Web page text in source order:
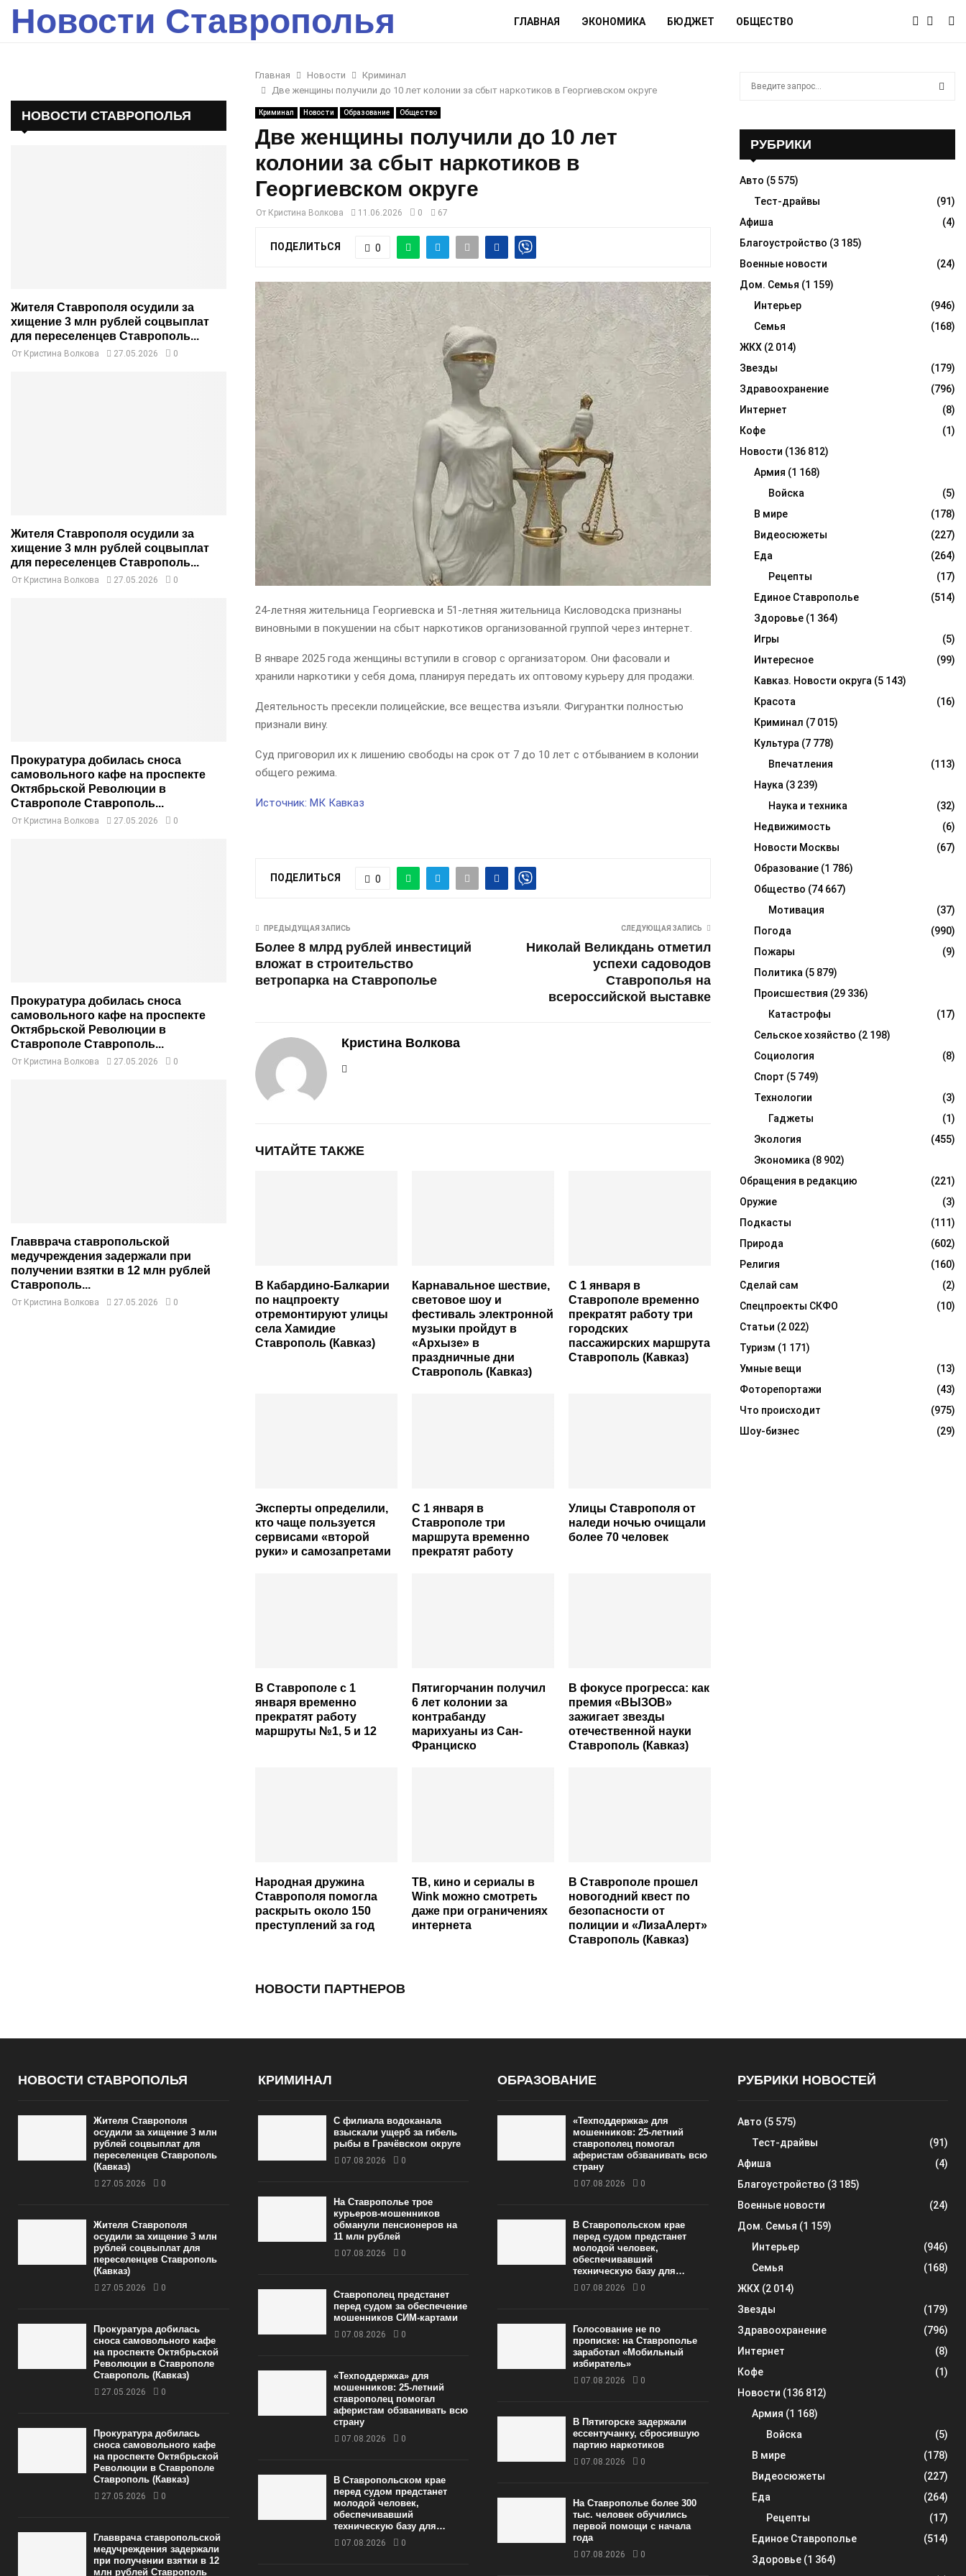
Новости Ставрополья ГЛАВНАЯ ЭКОНОМИКА БЮДЖЕТ ОБЩЕСТВО
Главная Новости
Криминал
Две женщины получили до 10 лет колонии за сбыт наркотиков в Георгиевском округе
Криминал Новости Образование Общество
Две женщины получили до 10 лет
колонии за сбыт наркотиков в
Георгиевском округе
От Кристина Волкова 11.06.2026 0 67
ПОДЕЛИТЬСЯ 0
24-летняя жительница Георгиевска и 51-летняя жительница Кисловодска признаны
виновными в покушении на сбыт наркотиков организованной группой через интернет.
В январе 2025 года женщины вступили в сговор с организатором. Они фасовали и
хранили наркотики у себя дома, планируя передать их оптовому курьеру для продажи.
Деятельность пресекли полицейские, все вещества изъяли. Фигурантки полностью
признали вину.
Суд приговорил их к лишению свободы на срок от 7 до 10 лет с отбыванием в колонии
общего режима.
Источник: МК Кавказ
ПОДЕЛИТЬСЯ 0
ПРЕДЫДУЩАЯ ЗАПИСЬ
Более 8 млрд рублей инвестиций
вложат в строительство
ветропарка на Ставрополье
СЛЕДУЮЩАЯ ЗАПИСЬ
Николай Великдань отметил
успехи садоводов
Ставрополья на
всероссийской выставке
Кристина Волкова
ЧИТАЙТЕ ТАКЖЕ
В Кабардино-Балкарии
по нацпроекту
отремонтируют улицы
села Хамидие
Ставрополь (Кавказ)
Карнавальное шествие,
световое шоу и
фестиваль электронной
музыки пройдут в
«Архызе» в
праздничные дни
Ставрополь (Кавказ)
С 1 января в
Ставрополе временно
прекратят работу три
городских
пассажирских маршрута
Ставрополь (Кавказ)
Эксперты определили,
кто чаще пользуется
сервисами «второй
руки» и самозапретами
С 1 января в
Ставрополе три
маршрута временно
прекратят работу
Улицы Ставрополя от
наледи ночью очищали
более 70 человек
В Ставрополе с 1
января временно
прекратят работу
маршруты №1, 5 и 12
Пятигорчанин получил
6 лет колонии за
контрабанду
марихуаны из Сан-
Франциско
В фокусе прогресса: как
премия «ВЫЗОВ»
зажигает звезды
отечественной науки
Ставрополь (Кавказ)
Народная дружина
Ставрополя помогла
раскрыть около 150
преступлений за год
ТВ, кино и сериалы в
Wink можно смотреть
даже при ограничениях
интернета
В Ставрополе прошел
новогодний квест по
безопасности от
полиции и «ЛизаАлерт»
Ставрополь (Кавказ)
НОВОСТИ ПАРТНЕРОВ
НОВОСТИ СТАВРОПОЛЬЯ
Жителя Ставрополя осудили за
хищение 3 млн рублей соцвыплат
для переселенцев Ставрополь...
От Кристина Волкова 27.05.2026 0
Жителя Ставрополя осудили за
хищение 3 млн рублей соцвыплат
для переселенцев Ставрополь...
От Кристина Волкова 27.05.2026 0
Прокуратура добилась сноса
самовольного кафе на проспекте
Октябрьской Революции в
Ставрополе Ставрополь...
От Кристина Волкова 27.05.2026 0
Прокуратура добилась сноса
самовольного кафе на проспекте
Октябрьской Революции в
Ставрополе Ставрополь...
От Кристина Волкова 27.05.2026 0
Главврача ставропольской
медучреждения задержали при
получении взятки в 12 млн рублей
Ставрополь...
От Кристина Волкова 27.05.2026 0
o
R
C
H
РУБРИКИ
Авто (5 575)
Тест-драйвы
(91)
Афиша
(4)
Благоустройство (3 185)
Военные новости
(24)
Дом. Семья (1 159)
Интерьер
(946)
Семья
(168)
ЖКХ (2 014)
Звезды
(179)
Здравоохранение
(796)
Интернет
(8)
Кофе
(1)
Новости (136 812)
Армия (1 168)
Войска
(5)
В мире
(178)
Видеосюжеты
(227)
Еда
(264)
Рецепты
(17)
Единое Ставрополье
(514)
Здоровье (1 364)
Игры
(5)
Интересное
(99)
Кавказ. Новости округа (5 143)
Красота
(16)
Криминал (7 015)
Культура (7 778)
Впечатления
(113)
Наука (3 239)
Наука и техника
(32)
Недвижимость
(6)
Новости Москвы
(67)
Образование (1 786)
Общество (74 667)
Мотивация
(37)
Погода
(990)
Пожары
(9)
Политика (5 879)
Происшествия (29 336)
Катастрофы
(17)
Сельское хозяйство (2 198)
Социология
(8)
Спорт (5 749)
Технологии
(3)
Гаджеты
(1)
Экология
(455)
Экономика (8 902)
Обращения в редакцию
(221)
Оружие
(3)
Подкасты
(111)
Природа
(602)
Религия
(160)
Сделай сам
(2)
Спецпроекты СКФО
(10)
Статьи (2 022)
Туризм (1 171)
Умные вещи
(13)
Фоторепортажи
(43)
Что происходит
(975)
Шоу-бизнес
(29)
НОВОСТИ СТАВРОПОЛЬЯ
Жителя Ставрополя
осудили за хищение 3 млн
рублей соцвыплат для
переселенцев Ставрополь
(Кавказ)
27.05.2026 0
Жителя Ставрополя
осудили за хищение 3 млн
рублей соцвыплат для
переселенцев Ставрополь
(Кавказ)
27.05.2026 0
Прокуратура добилась
сноса самовольного кафе
на проспекте Октябрьской
Революции в Ставрополе
Ставрополь (Кавказ)
27.05.2026 0
Прокуратура добилась
сноса самовольного кафе
на проспекте Октябрьской
Революции в Ставрополе
Ставрополь (Кавказ)
27.05.2026 0
Главврача ставропольской
медучреждения задержали
при получении взятки в 12
млн рублей Ставрополь
КРИМИНАЛ
С филиала водоканала
взыскали ущерб за гибель
рыбы в Грачёвском округе
07.08.2026 0
На Ставрополье трое
курьеров-мошенников
обманули пенсионеров на
11 млн рублей
07.08.2026 0
Ставрополец предстанет
перед судом за обеспечение
мошенников СИМ-картами
07.08.2026 0
«Техподдержка» для
мошенников: 25-летний
ставрополец помогал
аферистам обзванивать всю
страну
07.08.2026 0
В Ставропольском крае
перед судом предстанет
молодой человек,
обеспечивавший
техническую базу для…
07.08.2026 0
ОБРАЗОВАНИЕ
«Техподдержка» для
мошенников: 25-летний
ставрополец помогал
аферистам обзванивать всю
страну
07.08.2026 0
В Ставропольском крае
перед судом предстанет
молодой человек,
обеспечивавший
техническую базу для…
07.08.2026 0
Голосование не по
прописке: на Ставрополье
заработал «Мобильный
избиратель»
07.08.2026 0
В Пятигорске задержали
ессентучанку, сбросившую
партию наркотиков
07.08.2026 0
На Ставрополье более 300
тыс. человек обучились
первой помощи с начала
года
07.08.2026 0
РУБРИКИ НОВОСТЕЙ
Авто (5 575)
Тест-драйвы
(91)
Афиша
(4)
Благоустройство (3 185)
Военные новости
(24)
Дом. Семья (1 159)
Интерьер
(946)
Семья
(168)
ЖКХ(2 014)
Звезды
(179)
Здравоохранение
(796)
Интернет
(8)
Кофе
(1)
Новости (136 812)
Армия (1 168)
Войска
(5)
В мире
(178)
Видеосюжеты
(227)
Еда
(264)
Рецепты
(17)
Единое Ставрополье
(514)
Здоровье(1 364)